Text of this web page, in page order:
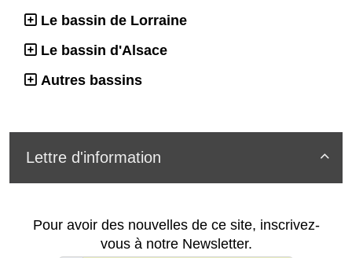
Le bassin de Lorraine
Le bassin d'Alsace
Autres bassins

Lettre d'information
Pour avoir des nouvelles de ce site, inscrivez-
vous à notre Newsletter.